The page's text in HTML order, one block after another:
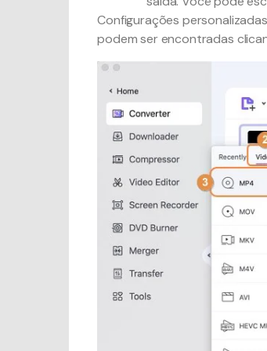
um
formato
de saída
arquivos
MTS.
Configurações
podem ser encontradas